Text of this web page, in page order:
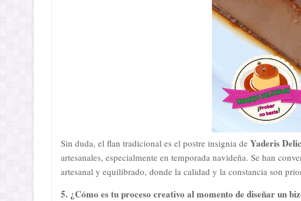
Sin duda, el flan tradicional es el postre insignia de Yaderis
artesanales, especialmente en temporada navideña. Se han
artesanal y equilibrado, donde la calidad y la constancia son
5. ¿Cómo es tu proceso creativo al momento de diseñar un